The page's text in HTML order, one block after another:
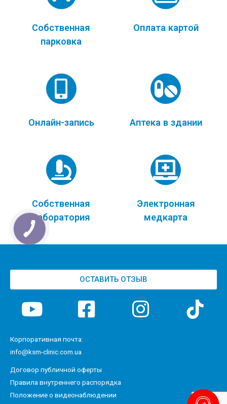
Собственная
парковка
Оплата картой
Онлайн-запись Аптека в здании
Собственная
лаборатория
Электронная
медкарта
ОСТАВИТЬ ОТЗЫВ
Корпоративная почта:
info@ksm-clinic.com.ua
Договор публичной оферты
Правила внутреннего распорядка
Положение о видеонаблюдении